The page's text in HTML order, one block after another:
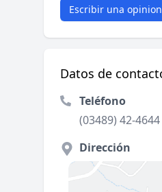
Escribir una opinion
Datos de
Teléfono
(03489) 42-4644
Dirección